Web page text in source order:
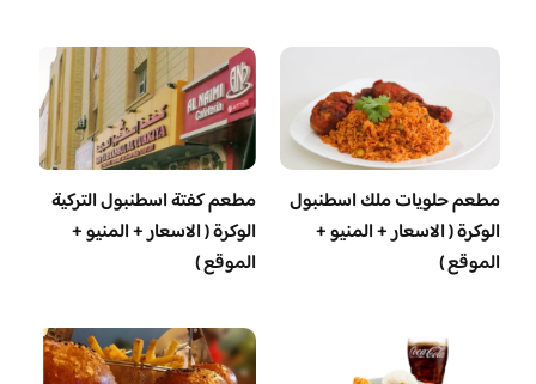
‏مطعم حلويات ملك اسطنبول
الوكرة ( الاسعار + المنيو +
الموقع )
مطعم كفتة اسطنبول التركية
الوكرة ( الاسعار + المنيو +
الموقع )